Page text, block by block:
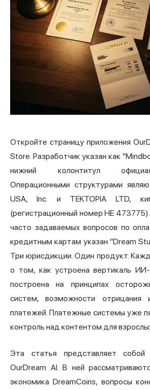
Откройте страницу приложения
Store. Разработчик указан как
нижний колонтитул
Операционными структурами
USA, Inc. и TEKTOPIA LTD,
(регистрационный номер HE
часто задаваемых вопросов по
кредитным картам указан "Dream
Три юрисдикции. Один продукт.
о том, как устроена вертикаль
построена на принципах
систем, возможности отрицания
платежей. Платежные системы уже
контроль над контентом для
Эта статья представляет собой
OurDream AI. В ней
экономика DreamCoins, вопросы